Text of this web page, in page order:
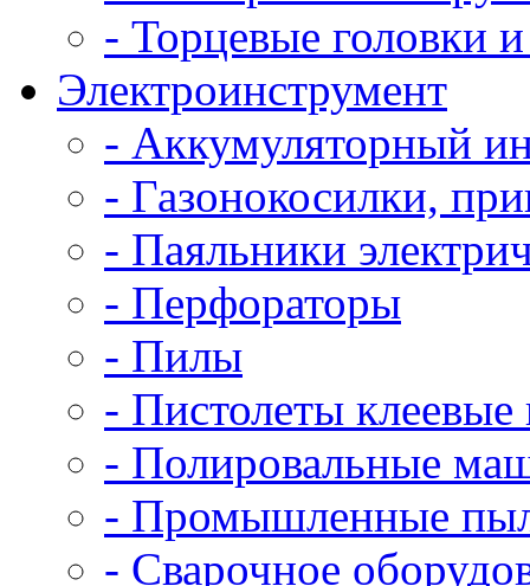
- Торцевые головки
Электроинструмент
- Аккумуляторный
- Газонокосилки,
- Паяльники
- Перфораторы
- Пилы
- Пистолеты
- Полировальные
- Промышленные
- Сварочное